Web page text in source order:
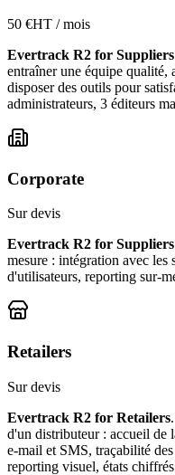
50 €HT / mois
Evertrack R2 for Suppliers
entraîner une équipe qualité,
disposer des outils pour
administrateurs, 3 éditeurs
Corporate
Sur devis
Evertrack R2 for Suppliers
mesure : intégration avec les
d'utilisateurs, reporting sur-
Retailers
Sur devis
Evertrack R2 for Retailers
d'un distributeur : accueil de
e-mail et SMS, traçabilité
reporting visuel, états